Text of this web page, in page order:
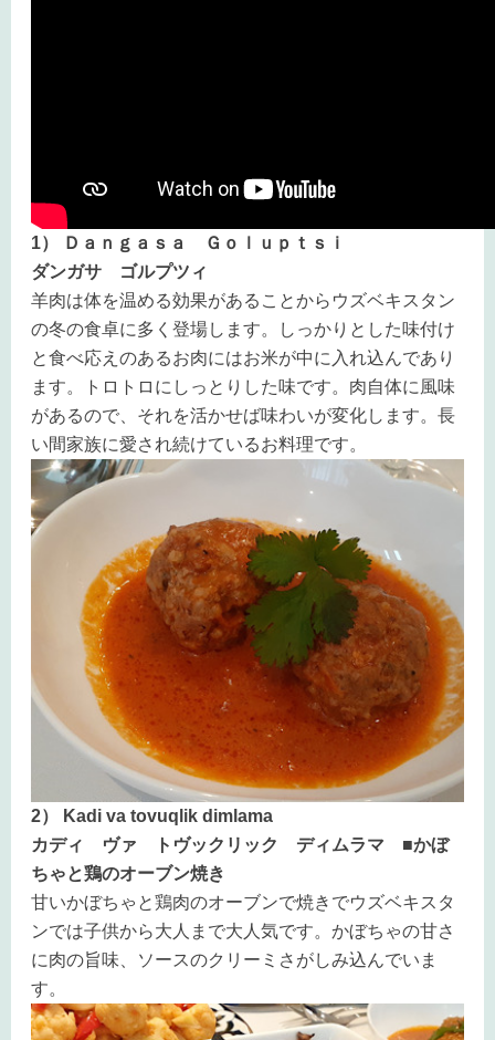
1） Ｄａｎｇａｓａ Ｇｏｌｕｐｔｓｉ
ダンガサ ゴルプツィ
羊肉は体を温める効果があることからウズベキスタン
の冬の食卓に多く登場します。しっかりとした味付け
と食べ応えのあるお肉にはお米が中に入れ込んであり
ます。トロトロにしっとりした味です。肉自体に風味
があるので、それを活かせば味わいが変化します。長
い間家族に愛され続けているお料理です。
2） Kadi va tovuqlik dimlama
カディ ヴァ トヴックリック ディムラマ ■かぼ
ちゃと鶏のオーブン焼き
甘いかぼちゃと鶏肉のオーブンで焼きでウズベキスタ
ンでは子供から大人まで大人気です。かぼちゃの甘さ
に肉の旨味、ソースのクリーミさがしみ込んでいま
す。